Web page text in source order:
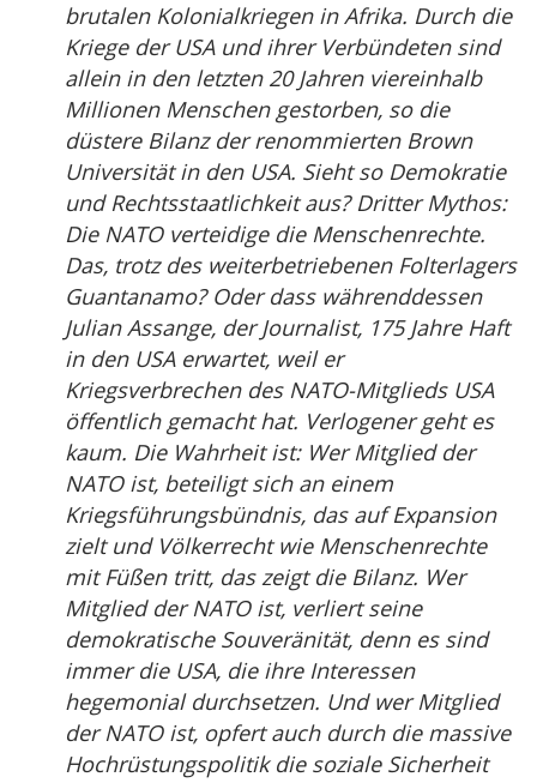
brutalen Kolonialkriegen in Afrika. Durch die
Kriege der USA und ihrer Verbündeten sind
allein in den letzten 20 Jahren viereinhalb
Millionen Menschen gestorben, so die
düstere Bilanz der renommierten Brown
Universität in den USA. Sieht so Demokratie
und Rechtsstaatlichkeit aus? Dritter Mythos:
Die NATO verteidige die Menschenrechte.
Das, trotz des weiterbetriebenen Folterlagers
Guantanamo? Oder dass währenddessen
Julian Assange, der Journalist, 175 Jahre Haft
in den USA erwartet, weil er
Kriegsverbrechen des NATO-Mitglieds USA
öffentlich gemacht hat. Verlogener geht es
kaum. Die Wahrheit ist: Wer Mitglied der
NATO ist, beteiligt sich an einem
Kriegsführungsbündnis, das auf Expansion
zielt und Völkerrecht wie Menschenrechte
mit Füßen tritt, das zeigt die Bilanz. Wer
Mitglied der NATO ist, verliert seine
demokratische Souveränität, denn es sind
immer die USA, die ihre Interessen
hegemonial durchsetzen. Und wer Mitglied
der NATO ist, opfert auch durch die massive
Hochrüstungspolitik die soziale Sicherheit